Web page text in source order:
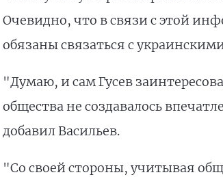
Очевидно, что в связи с этой
обязаны связаться с
"Думаю, и сам Гусев
общества не создавалось
добавил Васильев.
"Со своей стороны, учитывая